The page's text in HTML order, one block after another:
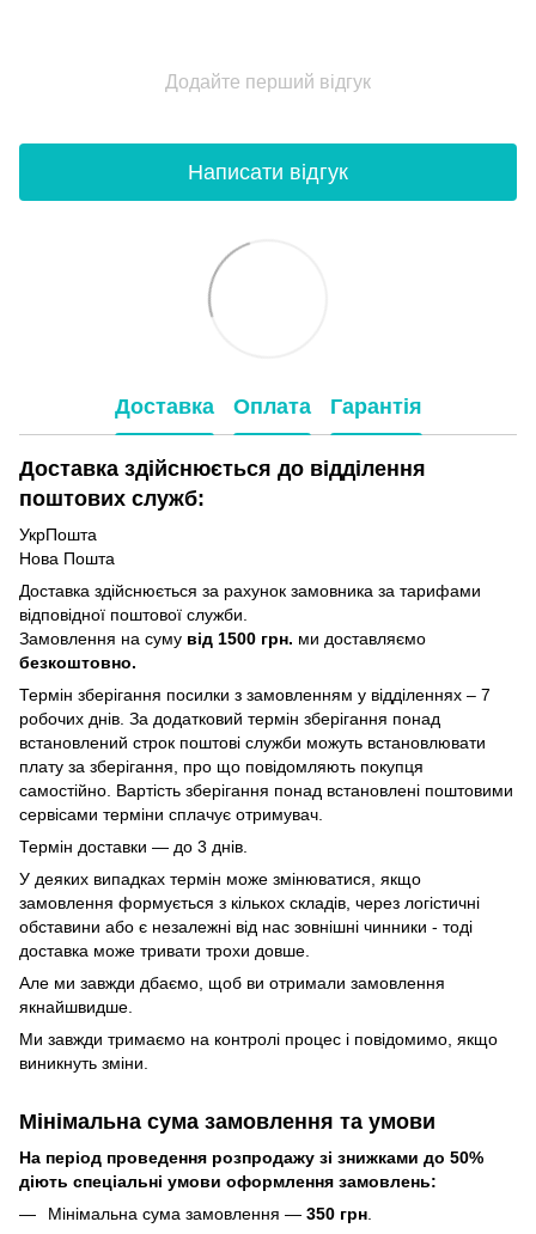
Додайте перший відгук
Написати відгук
Доставка Оплата Гарантія
Доставка здійснюється до відділення
поштових служб:
УкрПошта
Нова Пошта
Доставка здійснюється за рахунок замовника за тарифами
відповідної поштової служби.
Замовлення на суму від 1500 грн. ми доставляємо
безкоштовно.
Термін зберігання посилки з замовленням у відділеннях – 7
робочих днів. За додатковий термін зберігання понад
встановлений строк поштові служби можуть встановлювати
плату за зберігання, про що повідомляють покупця
самостійно. Вартість зберігання понад вcтановлені поштовими
сервісами терміни сплачує отримувач.
Термін доставки — до 3 днів.
У деяких випадках термін може змінюватися, якщо
замовлення формується з кількох складів, через логістичні
обставини або є незалежні від нас зовнішні чинники - тоді
доставка може тривати трохи довше.
Але ми завжди дбаємо, щоб ви отримали замовлення
якнайшвидше.
Ми завжди тримаємо на контролі процес і повідомимо, якщо
виникнуть зміни.
Мінімальна сума замовлення та умови
На період проведення розпродажу зі знижками до 50%
діють спеціальні умови оформлення замовлень:
Мінімальна сума замовлення — 350 грн